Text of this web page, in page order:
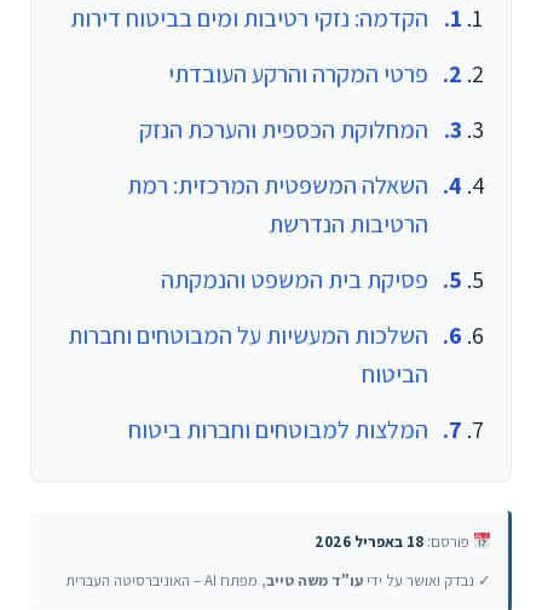
הקדמה: נזקי רטיבות ומים בביטוח דירות
פרטי המקרה והרקע העובדתי
המחלוקת הכספית והערכת הנזק
השאלה המשפטית המרכזית: רמת
הרטיבות הנדרשת
פסיקת בית המשפט והנמקתה
השלכות המעשיות על המבוטחים וחברות
הביטוח
המלצות למבוטחים וחברות ביטוח
פורסם: 18 באפריל 2026
✓ נבדק ואושר על ידי עו"ד משה טייב, מפתח AI – האוניברסיטה העברית